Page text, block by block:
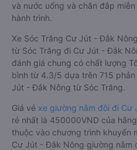
và nước uống và chăn đắp
hành trình.
Xe Sóc Trăng Cư Jút - Đắk
từ Sóc Trăng đi Cư Jút - Đắk
đánh giá chung có chất lượng
bình từ 4.3/5 dựa trên 715
Jút - Đắk Nông từ Sóc Trăng.
Giá vé xe giường nằm đôi đi Cư
rẻ nhất là 450000VND của
thuộc vào chương trình khuyến
Cư Jút - Đắk Nông giường nằm